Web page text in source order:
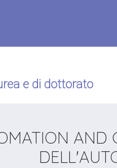
e di dottorato
AND